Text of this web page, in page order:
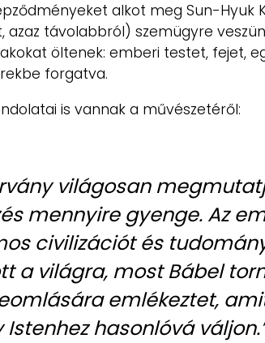
alkot meg Sun-Hyuk
azaz távolabbról) szemügyre
öltenek: emberi testet, fejet,
forgatva.
is vannak a művészetéről:
világosan
mennyire gyenge. Az
civilizációt és
a világra, most Bábel
emlékeztet,
Istenhez hasonlóvá